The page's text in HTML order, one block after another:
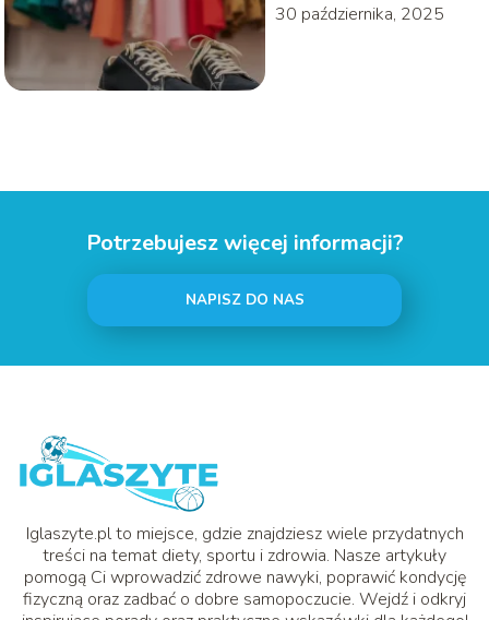
30 października, 2025
Potrzebujesz więcej informacji?
NAPISZ DO NAS
Iglaszyte.pl to miejsce, gdzie znajdziesz wiele przydatnych
treści na temat diety, sportu i zdrowia. Nasze artykuły
pomogą Ci wprowadzić zdrowe nawyki, poprawić kondycję
fizyczną oraz zadbać o dobre samopoczucie. Wejdź i odkryj